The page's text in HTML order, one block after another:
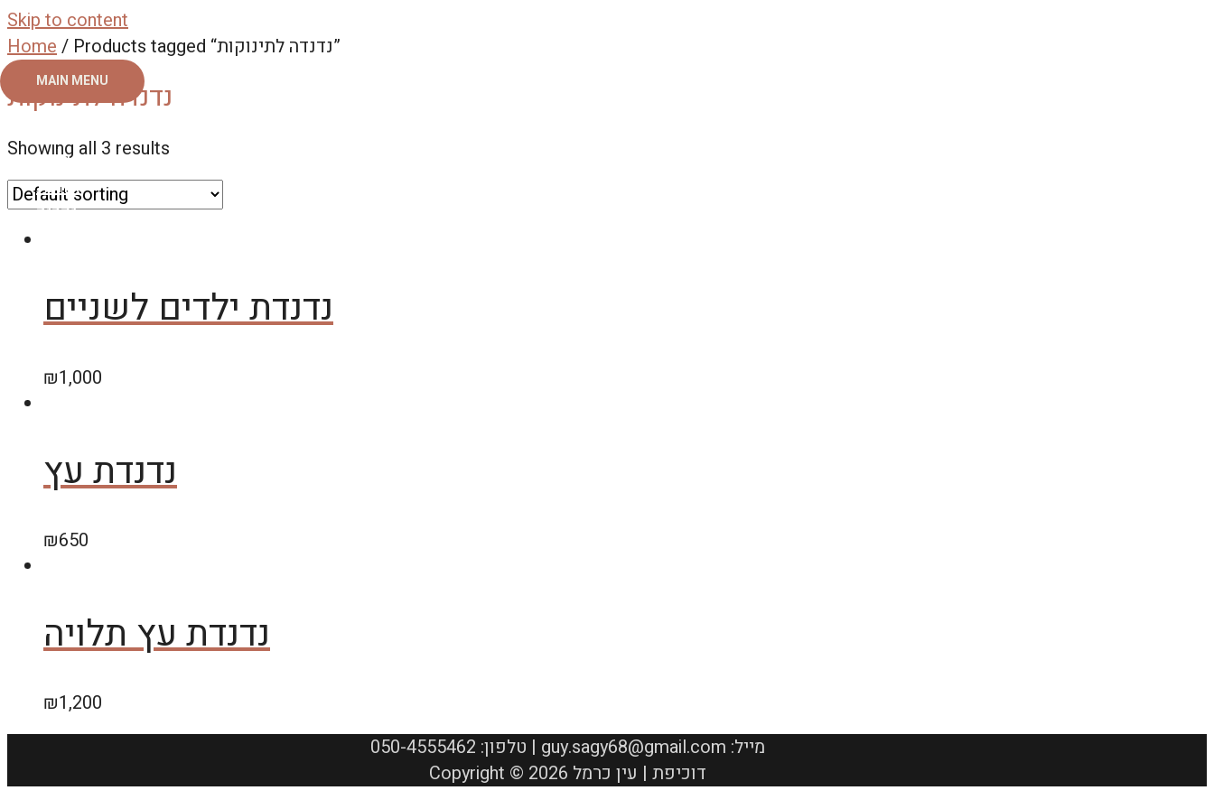
Skip to content
MAIN MENU
צור קשר
אודות
גלריה
Home / Products tagged “נדנדה לתינוקות”
נדנדה לתינוקות
Showing all 3 results
נדנדת ילדים לשניים
₪1,000
נדנדת עץ
₪650
נדנדת עץ תלויה
₪1,200
050-4555462 :טלפון | guy.sagy68@gmail.com :מייל
Copyright © 2026 דוכיפת | עין כרמל